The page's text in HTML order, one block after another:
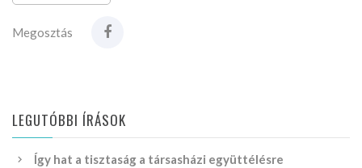
Megosztás
LEGUTÓBBI ÍRÁSOK
Így hat a tisztaság a társasházi együttélésre